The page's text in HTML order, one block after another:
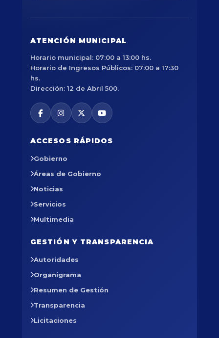
ATENCIÓN MUNICIPAL
Horario municipal: 07:00 a 13:00 hs.
Horario de Ingresos Públicos: 07:00 a 17:30
hs.
Dirección: 12 de Abril 500.
ACCESOS RÁPIDOS
Gobierno
Áreas de Gobierno
Noticias
Servicios
Multimedia
GESTIÓN Y TRANSPARENCIA
Autoridades
Organigrama
Resumen de Gestión
Transparencia
Licitaciones